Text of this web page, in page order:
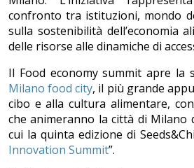
confronto tra istituzioni, mondo
sulla sostenibilità dell’economia
delle risorse alle dinamiche di
Il Food economy summit apre la
Milano food city, il più grande
cibo e alla cultura alimentare,
che animeranno la città di Milano
cui la quinta edizione di
Innovation Summit”.